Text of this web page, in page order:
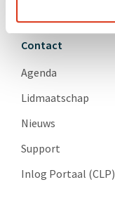
Contact
Agenda
Lidmaatschap
Nieuws
Support
Inlog Portaal (CLP)